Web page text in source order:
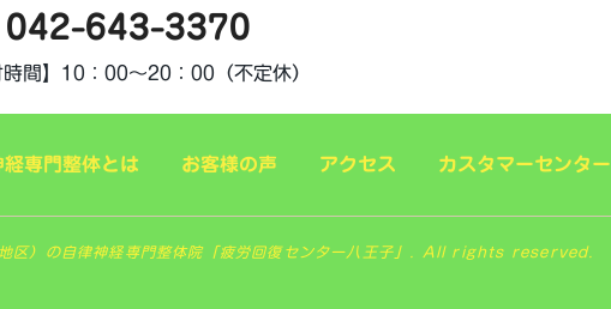
042-643-3370
間】 10：00～20：00（不定休）
経専門整体とは お客様の声 アクセス カスタマーセンター
）の自律神経専門整体院「疲労回復センター八王子」. All rights reserved.